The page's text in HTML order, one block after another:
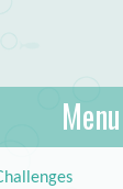
lilstar.de
Menu